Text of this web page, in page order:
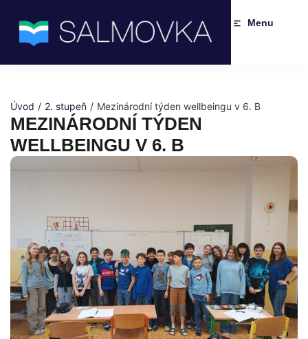
Menu
Úvod / 2. stupeň / Mezinárodní týden wellbeingu v 6. B
MEZINÁRODNÍ TÝDEN
WELLBEINGU V 6. B